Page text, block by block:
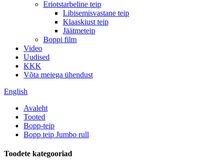
Eriotstarbeline teip
Libisemisvastane teip
Klaaskiust teip
Jäätmeteip
Boppi film
Video
Uudised
KKK
Võta meiega ühendust
English
Avaleht
Tooted
Bopp-teip
Bopp teip Jumbo rull
Toodete kategooriad